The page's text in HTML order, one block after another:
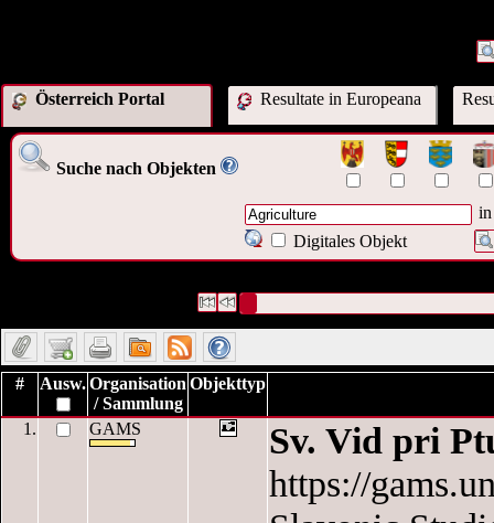
Österreich Portal Resultate in Europeana
Suche nach Objekten
in
Digitales Objekt
# Ausw.Organisation
/ Sammlung
Objekttyp
1. GAMS
Sv. Vid pri
https://